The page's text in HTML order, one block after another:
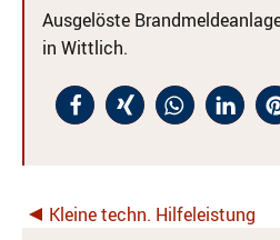
Ausgelöste
in Wittlich.
Kleine techn. Hilfeleistung